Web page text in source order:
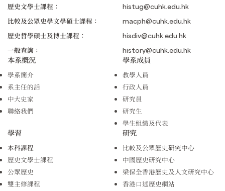
歷史文學士課程：
histug@cuhk.edu.hk
比較及公眾史學文學碩士課程：
macph@cuhk.edu.hk
歷史哲學碩士及博士課程：
hisdiv@cuhk.edu.hk
一般查詢：
history@cuhk.edu.hk
本系概況
學系簡介
系主任的話
中大史家
聯絡我們
學系成員
教學人員
行政人員
研究員
研究生
學生組織及代表
學習
本科課程
歷史文學士課程
公眾歷史
雙主修課程
研究
比較及公眾歷史研究中心
中國歷史研究中心
梁保全香港歷史及人文研究中心
香港口述歷史網站